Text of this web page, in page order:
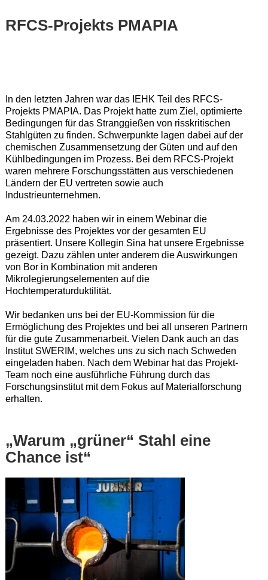
RFCS-Projekts PMAPIA
In den letzten Jahren war das IEHK Teil des RFCS-
Projekts PMAPIA. Das Projekt hatte zum Ziel, optimierte
Bedingungen für das Stranggießen von risskritischen
Stahlgüten zu finden. Schwerpunkte lagen dabei auf der
chemischen Zusammensetzung der Güten und auf den
Kühlbedingungen im Prozess. Bei dem RFCS-Projekt
waren mehrere Forschungsstätten aus verschiedenen
Ländern der EU vertreten sowie auch
Industrieunternehmen.
Am 24.03.2022 haben wir in einem Webinar die
Ergebnisse des Projektes vor der gesamten EU
präsentiert. Unsere Kollegin Sina hat unsere Ergebnisse
gezeigt. Dazu zählen unter anderem die Auswirkungen
von Bor in Kombination mit anderen
Mikrolegierungselementen auf die
Hochtemperaturduktilität.
Wir bedanken uns bei der EU-Kommission für die
Ermöglichung des Projektes und bei all unseren Partnern
für die gute Zusammenarbeit. Vielen Dank auch an das
Institut SWERIM, welches uns zu sich nach Schweden
eingeladen haben. Nach dem Webinar hat das Projekt-
Team noch eine ausführliche Führung durch das
Forschungsinstitut mit dem Fokus auf Materialforschung
erhalten.
„Warum „grüner“ Stahl eine
Chance ist“